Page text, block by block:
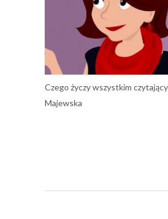
Czego życzy wszystkim
Majewska